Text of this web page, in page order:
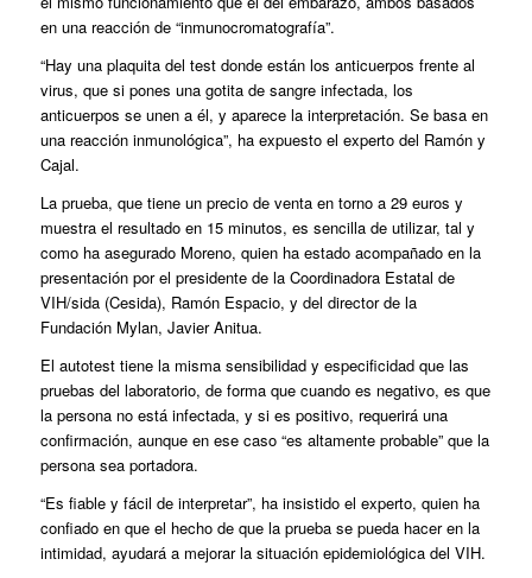
en una reacción de “inmunocromatografía”.
“Hay una plaquita del test donde están los anticuerpos frente al
virus, que si pones una gotita de sangre infectada, los
anticuerpos se unen a él, y aparece la interpretación. Se basa en
una reacción inmunológica”, ha expuesto el experto del Ramón y
Cajal.
La prueba, que tiene un precio de venta en torno a 29 euros y
muestra el resultado en 15 minutos, es sencilla de utilizar, tal y
como ha asegurado Moreno, quien ha estado acompañado en la
presentación por el presidente de la Coordinadora Estatal de
VIH/sida (Cesida), Ramón Espacio, y del director de la
Fundación Mylan, Javier Anitua.
El autotest tiene la misma sensibilidad y especificidad que las
pruebas del laboratorio, de forma que cuando es negativo, es que
la persona no está infectada, y si es positivo, requerirá una
confirmación, aunque en ese caso “es altamente probable” que la
persona sea portadora.
“Es fiable y fácil de interpretar”, ha insistido el experto, quien ha
confiado en que el hecho de que la prueba se pueda hacer en la
intimidad, ayudará a mejorar la situación epidemiológica del VIH.